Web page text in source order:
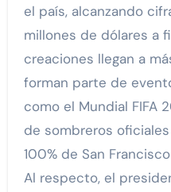
el país, alcanzando
millones de dólares a
creaciones llegan a
forman parte de
como el Mundial FIFA
de sombreros
100% de San
Al respecto, el